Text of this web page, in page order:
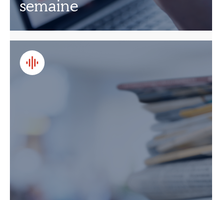
semaine